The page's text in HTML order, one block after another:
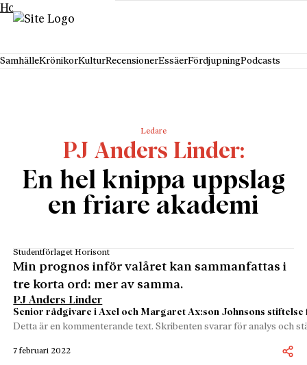
Hoppa till innehåll
SamhälleKrönikorKulturRecensionerEssäerFördjupningPodcasts
Ledare
PJ Anders Linder
En hel knippa uppslag
en friare akademi
Studentförlaget Horisont
Min prognos inför valåret kan sammanfattas i
tre korta ord: mer av samma.
PJ Anders Linder
Senior rådgivare i Axel och Margaret Ax:son Johnsons stiftelse
Detta är en kommenterande text. Skribenten svarar för analys och
7 februari 2022